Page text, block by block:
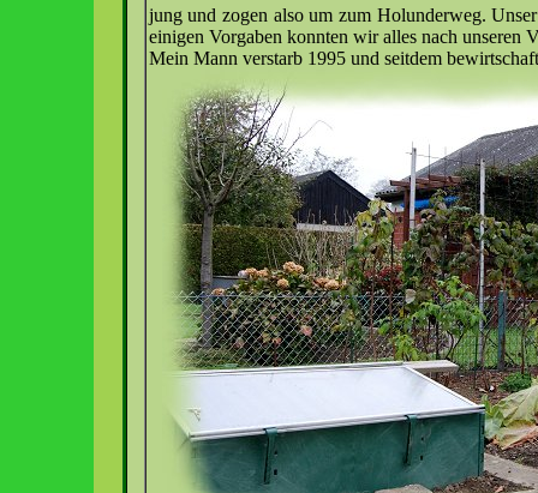
jung und zogen also um zum Holunderweg.
einigen Vorgaben konnten wir alles nach unseren
Mein Mann verstarb 1995 und seitdem